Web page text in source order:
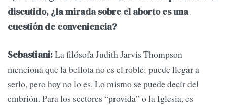
discutido, ¿la mirada sobre el aborto es una
cuestión de conveniencia?
Sebastiani:La filósofa Judith Jarvis Thompson
menciona que la bellota no es el roble: puede llegar a
serlo, pero hoy no lo es. Lo mismo se puede decir del
embrión. Para los sectores “provida” o la Iglesia, es